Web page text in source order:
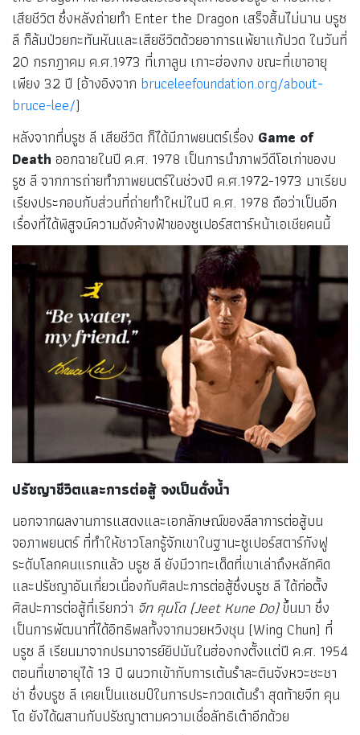
เสียชีวิต ซึ่งหลังถ่ายทำ Enter the Dragon เสร็จสิ้นไม่นาน บรูซ
ลี ก็ล้มป่วยกะทันหันและเสียชีวิตด้วยอาการแพ้ยาแก้ปวด ในวันที่
20 กรกฎาคม ค.ศ.1973 ที่เกาลูน เกาะฮ่องกง ขณะที่เขาอายุ
เพียง 32 ปี (อ้างอิงจาก bruceleefoundation.org/about-
bruce-lee/)
หลังจากที่บรูซ ลี เสียชีวิต ก็ได้มีภาพยนตร์เรื่อง Game of
Death ออกฉายในปี ค.ศ. 1978 เป็นการนำภาพวีดีโอเก่าของบ
รูซ ลี จากการถ่ายทำภาพยนตร์ในช่วงปี ค.ศ.1972-1973 มาเรียบ
เรียงประกอบกับส่วนที่ถ่ายทำใหม่ในปี ค.ศ. 1978 ถือว่าเป็นอีก
เรื่องที่ได้พิสูจน์ความดังค้างฟ้าของซูเปอร์สตาร์หน้าเอเชียคนนี้
ปรัชญาชีวิตและการต่อสู้ จงเป็นดั่งน้ำ
นอกจากผลงานการแสดงและเอกลักษณ์ของลีลาการต่อสู้บน
จอภาพยนตร์ ที่ทำให้ชาวโลกรู้จักเขาในฐานะซูเปอร์สตาร์กังฟู
ระดับโลกคนแรกแล้ว บรูซ ลี ยังมีวาทะเด็ดที่เขาเล่าถึงหลักคิด
และปรัชญาอันเกี่ยวเนื่องกับศิลปะการต่อสู้ซึ่งบรูซ ลี ได้ก่อตั้ง
ศิลปะการต่อสู้ที่เรียกว่า จีท คุนโด (Jeet Kune Do)ขึ้นมา ซึ่ง
เป็นการพัฒนาที่ได้อิทธิพลทั้งจากมวยหวิงชุน (Wing Chun) ที่
บรูซ ลี เรียนมาจากปรมาจารย์ยิปมันในฮ่องกงตั้งแต่ปี ค.ศ. 1954
ตอนที่เขาอายุได้ 13 ปี ผนวกเข้ากับการเต้นรำละตินจังหวะชะชา
ช่า ซึ่งบรูซ ลี เคยเป็นแชมป์ในการประกวดเต้นรำ สุดท้ายจีท คุน
โด ยังได้ผสานกับปรัชญาตามความเชื่อลัทธิเต๋าอีกด้วย